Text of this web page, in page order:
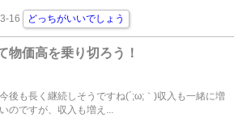
16 どっちがいいでしょう
物価高を乗り切ろう！
後も長く継続しそうですね(´;ω;｀)収入も一緒に増
のですが、収入も増え...